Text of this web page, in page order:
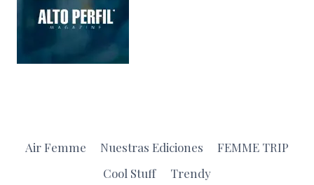
Air Femme Nuestras Ediciones
FEMME TRIP
Cool Stuff
Trendy